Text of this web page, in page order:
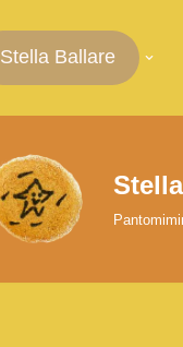
Stella Ballare